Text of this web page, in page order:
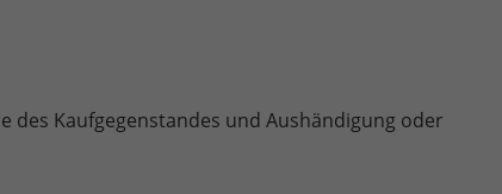
des Kaufgegenstandes und Aushändigung oder